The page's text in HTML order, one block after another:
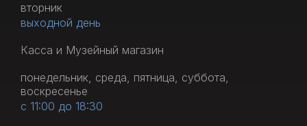
вторник
выходной день
Касса и Музейный магазин
понедельник, среда, пятница, суббота,
воскресенье
с 11:00 до 18:30